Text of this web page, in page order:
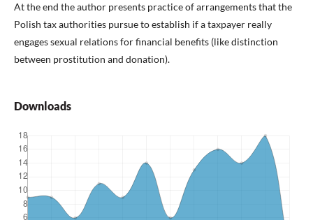
At the end the author presents practice of arrangements that the
Polish tax authorities pursue to establish if a taxpayer really
engages sexual relations for financial benefits (like distinction
between prostitution and donation).
Downloads